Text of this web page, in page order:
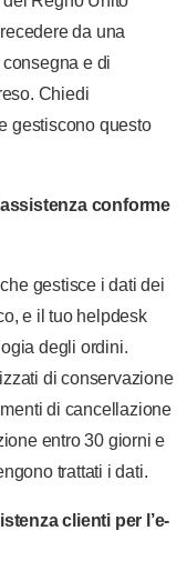
da una
e di
Chiedi
gestiscono questo
conforme
gestisce i dati dei
e il tuo helpdesk
degli ordini.
di conservazione
di cancellazione
entro 30 giorni e
trattati i dati.
clienti per l’e-